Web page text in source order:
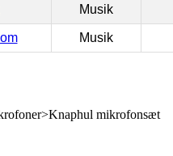
Musik
Musik
mikrofonsæt